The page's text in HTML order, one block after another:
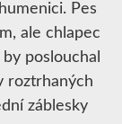
Pes
ale chlapec
poslouchal
roztrhaných
záblesky